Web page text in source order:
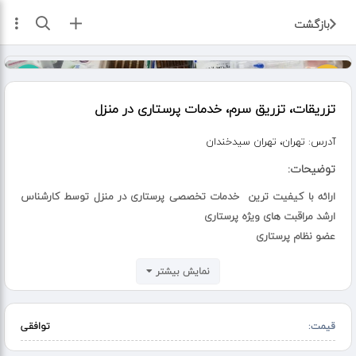
بازگشت ثبت آگهی
تزریقات، تزریق سرم، خدمات پرستاری در منزل
آدرس: تهران، تهران سیدخندان
توضیحات:
ارائه با کیفیت ترین خدمات تخصصی پرستاری در منزل توسط کارشناس
ارشد مراقبت های ویژه پرستاری
عضو نظام پرستاری
درمان سریع سرماخوردگی و انفولانزا
هماهنگ تزریق داروها با پزشکان به صورت تلفنی
امکان صدور نسخه الکترونیکی و گواهی استعلاجی
نمایش بیشتر
قیمت: توافقی